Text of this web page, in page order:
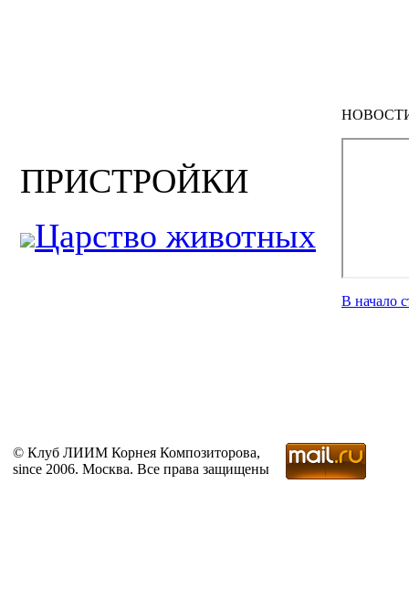
ПРИСТРОЙКИ
Царство животных
В начало
© Клуб ЛИИМ Корнея Композиторова,
since 2006. Москва. Все права защищены